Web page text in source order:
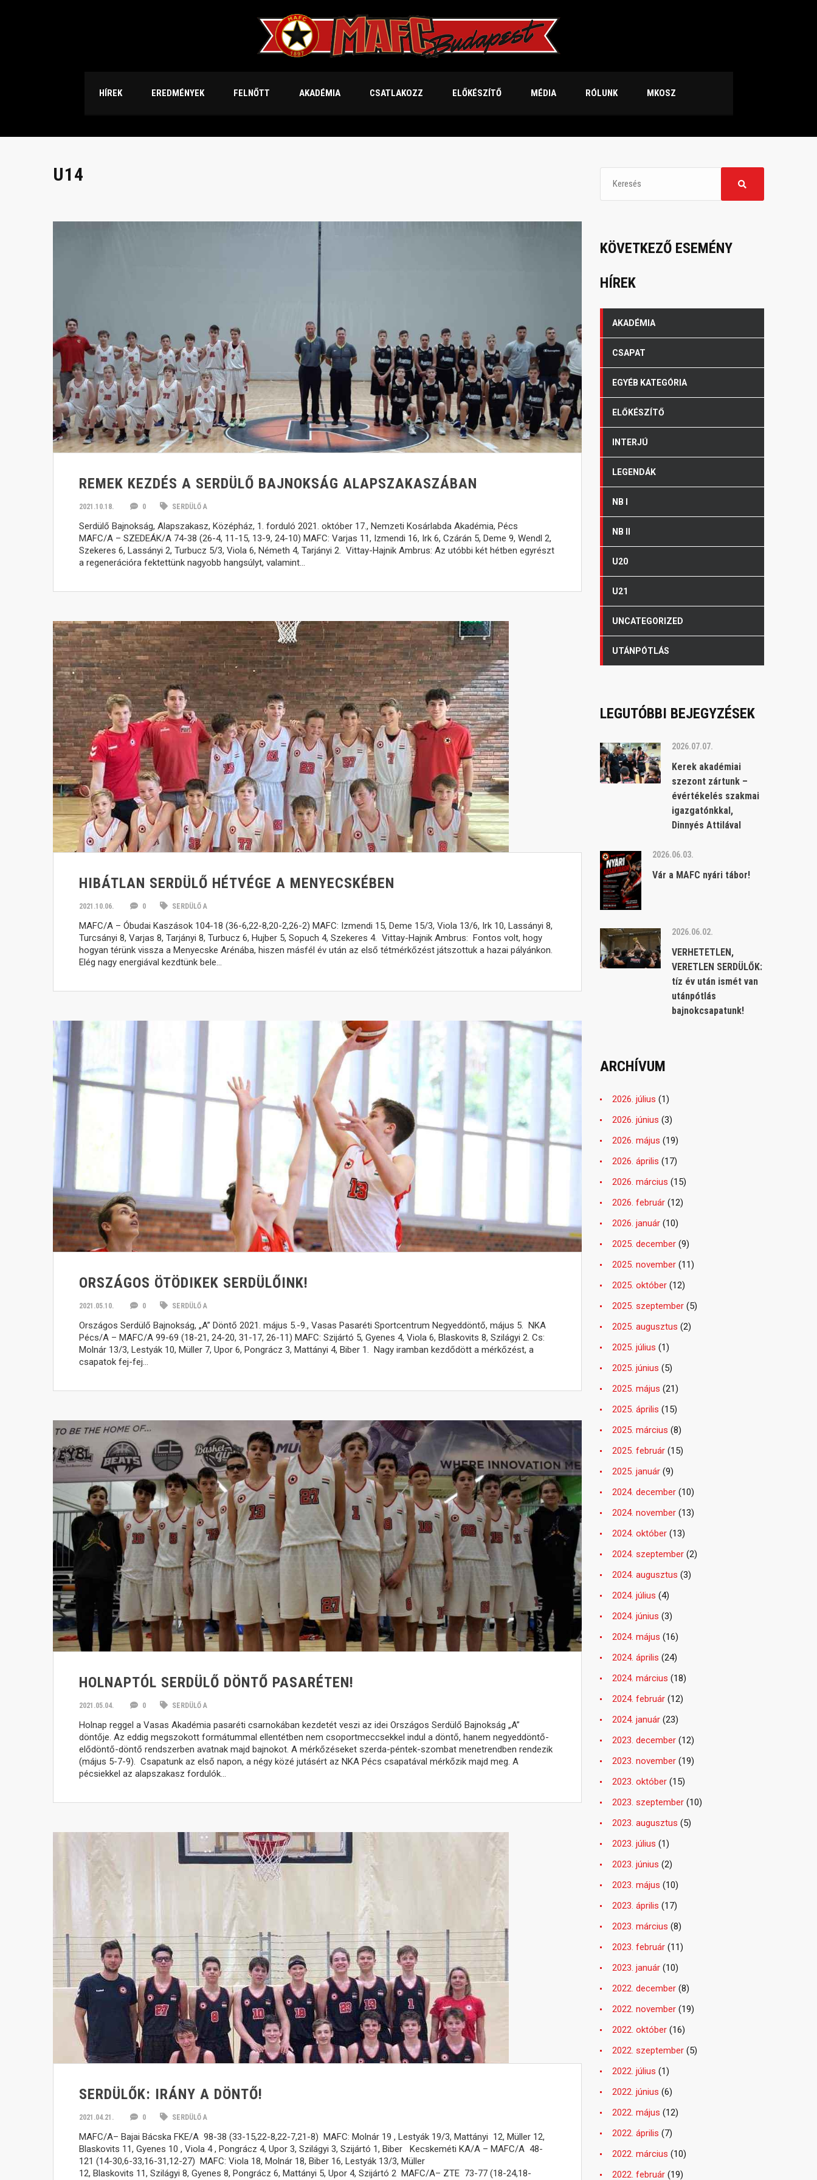
HÍREK EREDMÉNYEK FELNŐTT AKADÉMIA CSATLAKOZZ ELŐKÉSZÍTŐ MÉDIA RÓLUNK MKOSZ
U14
REMEK KEZDÉS A SERDÜLŐ BAJNOKSÁG ALAPSZAKASZÁBAN
2021.10.18. 0 SERDÜLŐ A
Serdülő Bajnokság, Alapszakasz, Középház, 1. forduló 2021. október 17., Nemzeti Kosárlabda Akadémia, Pécs
MAFC/A – SZEDEÁK/A 74-38 (26-4, 11-15, 13-9, 24-10) MAFC: Varjas 11, Izmendi 16, Irk 6, Czárán 5, Deme 9, Wendl 2,
Szekeres 6, Lassányi 2, Turbucz 5/3, Viola 6, Németh 4, Tarjányi 2. Vittay-Hajnik Ambrus: Az utóbbi két hétben egyrészt
a regenerációra fektettünk nagyobb hangsúlyt, valamint…
HIBÁTLAN SERDÜLŐ HÉTVÉGE A MENYECSKÉBEN
2021.10.06. 0 SERDÜLŐ A
MAFC/A – Óbudai Kaszások 104-18 (36-6,22-8,20-2,26-2) MAFC: Izmendi 15, Deme 15/3, Viola 13/6, Irk 10, Lassányi 8,
Turcsányi 8, Varjas 8, Tarjányi 8, Turbucz 6, Hujber 5, Sopuch 4, Szekeres 4. Vittay-Hajnik Ambrus: Fontos volt, hogy
hogyan térünk vissza a Menyecske Arénába, hiszen másfél év után az első tétmérkőzést játszottuk a hazai pályánkon.
Elég nagy energiával kezdtünk bele…
ORSZÁGOS ÖTÖDIKEK SERDÜLŐINK!
2021.05.10. 0 SERDÜLŐ A
Országos Serdülő Bajnokság, „A” Döntő 2021. május 5.-9., Vasas Pasaréti Sportcentrum Negyeddöntő, május 5. NKA
Pécs/A – MAFC/A 99-69 (18-21, 24-20, 31-17, 26-11) MAFC: Szijártó 5, Gyenes 4, Viola 6, Blaskovits 8, Szilágyi 2. Cs:
Molnár 13/3, Lestyák 10, Müller 7, Upor 6, Pongrácz 3, Mattányi 4, Biber 1. Nagy iramban kezdődött a mérkőzést, a
csapatok fej-fej…
HOLNAPTÓL SERDÜLŐ DÖNTŐ PASARÉTEN!
2021.05.04. 0 SERDÜLŐ A
Holnap reggel a Vasas Akadémia pasaréti csarnokában kezdetét veszi az idei Országos Serdülő Bajnokság „A”
döntője. Az eddig megszokott formátummal ellentétben nem csoportmeccsekkel indul a döntő, hanem negyeddöntő-
elődöntő-döntő rendszerben avatnak majd bajnokot. A mérkőzéseket szerda-péntek-szombat menetrendben rendezik
(május 5-7-9). Csapatunk az első napon, a négy közé jutásért az NKA Pécs csapatával mérkőzik majd meg. A
pécsiekkel az alapszakasz fordulók…
SERDÜLŐK: IRÁNY A DÖNTŐ!
2021.04.21. 0 SERDÜLŐ A
MAFC/A– Bajai Bácska FKE/A 98-38 (33-15,22-8,22-7,21-8) MAFC: Molnár 19 , Lestyák 19/3, Mattányi 12, Müller 12,
Blaskovits 11, Gyenes 10 , Viola 4 , Pongrácz 4, Upor 3, Szilágyi 3, Szijártó 1, Biber Kecskeméti KA/A – MAFC/A 48-
121 (14-30,6-33,16-31,12-27) MAFC: Viola 18, Molnár 18, Biber 16, Lestyák 13/3, Müller
12, Blaskovits 11, Szilágyi 8, Gyenes 8, Pongrácz 6, Mattányi 5, Upor 4, Szijártó 2 MAFC/A– ZTE 73-77 (18-24,18-
KÖVETKEZŐ ESEMÉNY
HÍREK
AKADÉMIA
CSAPAT
EGYÉB KATEGÓRIA
ELŐKÉSZÍTŐ
INTERJÚ
LEGENDÁK
NB I
NB II
U20
U21
UNCATEGORIZED
UTÁNPÓTLÁS
LEGUTÓBBI BEJEGYZÉSEK
2026.07.07.
Kerek akadémiai
szezont zártunk –
évértékelés szakmai
igazgatónkkal,
Dinnyés Attilával
2026.06.03.
Vár a MAFC nyári tábor!
2026.06.02.
VERHETETLEN,
VERETLEN SERDÜLŐK:
tíz év után ismét van
utánpótlás
bajnokcsapatunk!
ARCHÍVUM
2026. július (1)
2026. június (3)
2026. május (19)
2026. április (17)
2026. március (15)
2026. február (12)
2026. január (10)
2025. december (9)
2025. november (11)
2025. október (12)
2025. szeptember (5)
2025. augusztus (2)
2025. július (1)
2025. június (5)
2025. május (21)
2025. április (15)
2025. március (8)
2025. február (15)
2025. január (9)
2024. december (10)
2024. november (13)
2024. október (13)
2024. szeptember (2)
2024. augusztus (3)
2024. július (4)
2024. június (3)
2024. május (16)
2024. április (24)
2024. március (18)
2024. február (12)
2024. január (23)
2023. december (12)
2023. november (19)
2023. október (15)
2023. szeptember (10)
2023. augusztus (5)
2023. július (1)
2023. június (2)
2023. május (10)
2023. április (17)
2023. március (8)
2023. február (11)
2023. január (10)
2022. december (8)
2022. november (19)
2022. október (16)
2022. szeptember (5)
2022. július (1)
2022. június (6)
2022. május (12)
2022. április (7)
2022. március (10)
2022. február (19)